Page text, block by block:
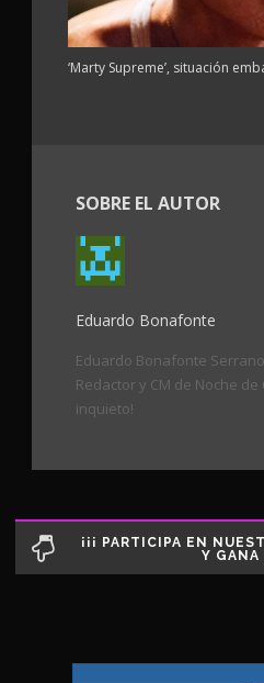
‘Marty Supreme’, situación
SOBRE EL AUTOR
Eduardo Bonafonte
Eduardo Bonafonte
Redactor y CM de Noche de
inquieto!
¡¡¡ PARTICIPA EN
Y GANA